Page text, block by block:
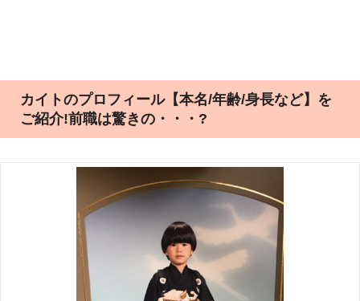
カイトのプロフィール【本名/年齢/身長など】を
ご紹介!前職は驚きの・・・?